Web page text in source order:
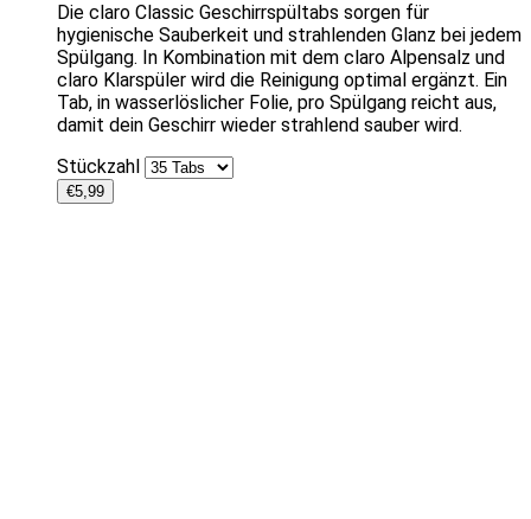
Die claro Classic Geschirrspültabs sorgen für
hygienische Sauberkeit und strahlenden Glanz bei jedem
Spülgang. In Kombination mit dem claro Alpensalz und
claro Klarspüler wird die Reinigung optimal ergänzt. Ein
Tab, in wasserlöslicher Folie, pro Spülgang reicht aus,
damit dein Geschirr wieder strahlend sauber wird.
Stückzahl
€5,99